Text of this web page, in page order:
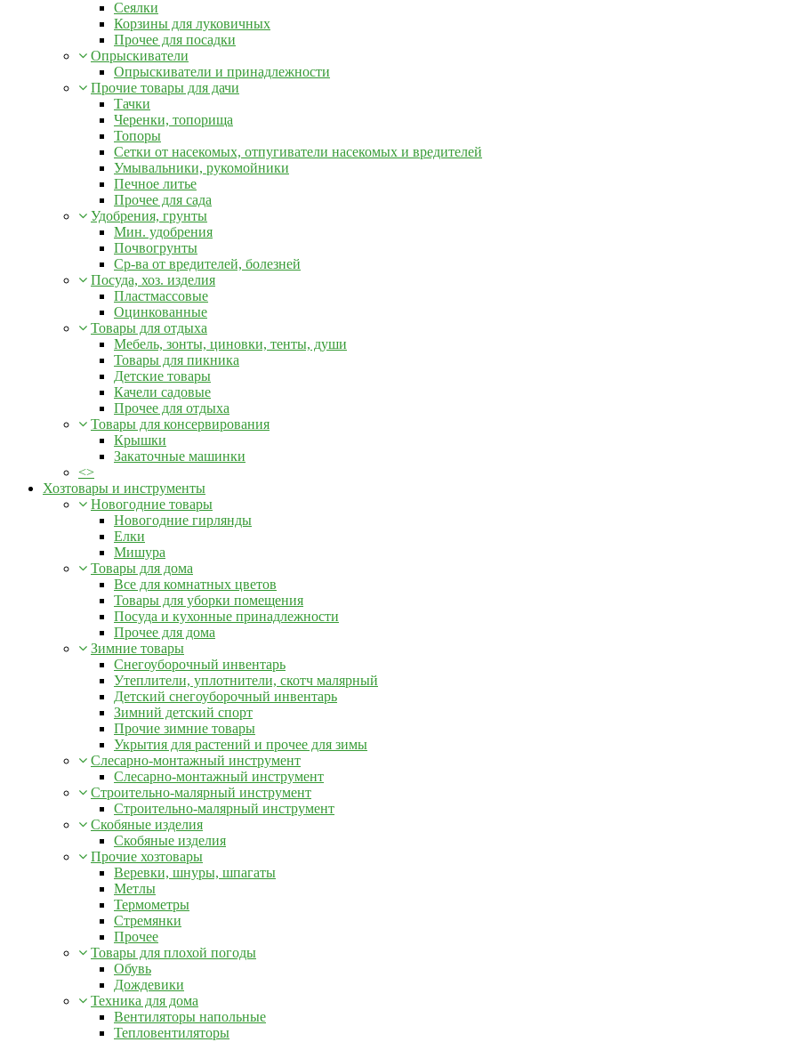
Сеялки
Корзины для луковичных
Прочее для посадки
Опрыскиватели
Опрыскиватели и принадлежности
Прочие товары для дачи
Тачки
Черенки, топорища
Топоры
Сетки от насекомых, отпугиватели насекомых и вредителей
Умывальники, рукомойники
Печное литье
Прочее для сада
Удобрения, грунты
Мин. удобрения
Почвогрунты
Ср-ва от вредителей, болезней
Посуда, хоз. изделия
Пластмассовые
Оцинкованные
Товары для отдыха
Мебель, зонты, циновки, тенты, души
Товары для пикника
Детские товары
Качели садовые
Прочее для отдыха
Товары для консервирования
Крышки
Закаточные машинки
<>
Хозтовары и инструменты
Новогодние товары
Новогодние гирлянды
Елки
Мишура
Товары для дома
Все для комнатных цветов
Товары для уборки помещения
Посуда и кухонные принадлежности
Прочее для дома
Зимние товары
Снегоуборочный инвентарь
Утеплители, уплотнители, скотч малярный
Детский снегоуборочный инвентарь
Зимний детский спорт
Прочие зимние товары
Укрытия для растений и прочее для зимы
Слесарно-монтажный инструмент
Слесарно-монтажный инструмент
Строительно-малярный инструмент
Строительно-малярный инструмент
Скобяные изделия
Скобяные изделия
Прочие хозтовары
Веревки, шнуры, шпагаты
Метлы
Термометры
Стремянки
Прочее
Товары для плохой погоды
Обувь
Дождевики
Техника для дома
Вентиляторы напольные
Тепловентиляторы